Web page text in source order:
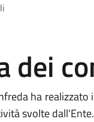
dei
ha
svolte dall'Ente.